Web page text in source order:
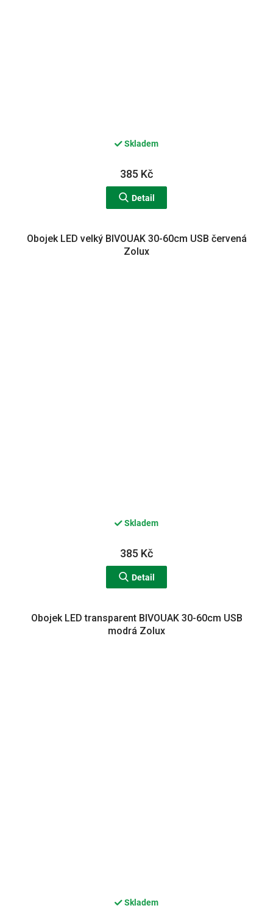
Skladem
385 Kč
Detail
Obojek LED velký BIVOUAK 30-60cm USB červená
Zolux
Skladem
385 Kč
Detail
Obojek LED transparent BIVOUAK 30-60cm USB
modrá Zolux
Skladem